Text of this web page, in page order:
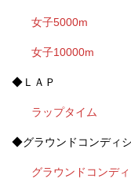
女子5000m
女子10000m
◆ＬＡＰ
ラップタイム
◆グラウンドコンディ
グラウンドコンデ